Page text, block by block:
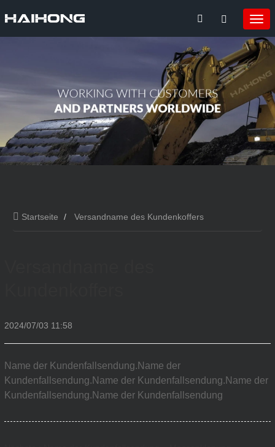
Startseite Versandname des Kundenkoffers
2024/07/03 11:58
Name der Kundenfallsendung.Name der
Kundenfallsendung.Name der Kundenfallsendung.Name der
Kundenfallsendung.Name der Kundenfallsendung